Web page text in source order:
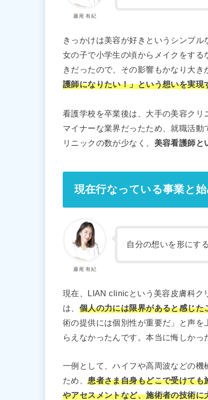
藤尾 有紀
きっかけは美容が好きというシンプ
女の子で小学生の頃からメイクをす
きだったので、その影響もかなり大き
護師になりたい！」という想いを実現
看護学校を卒業後は、大手の美容クリ
マイナーな業界だったため、就職活
リニックの数が少なく、 美容看護師と
現在行なっている事業と
藤尾 有紀
自分の想いを形にす
現在、LIAN clinicという美容皮膚科ク
は、 個人の力には限界があると感じた
術の提供には個別性が重要だ」と声
らえなかったんです。本当に悔しかっ
一例として、ハイフや高周波などの
ため、患者さま自身もどこで受けて
やアセスメントなど、施術者の技術